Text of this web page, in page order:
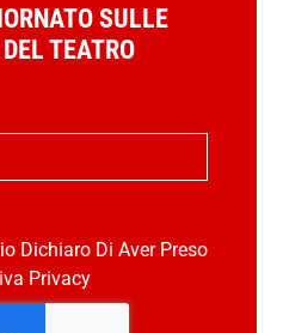
SULLE
TEATRO
Dichiaro Di Aver Preso
Privacy